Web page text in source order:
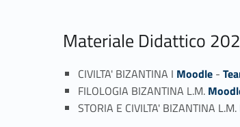
Materiale Didattico
CIVILTA' BIZANTINA I Moodle -
FILOLOGIA BIZANTINA L.M.
STORIA E CIVILTA' BIZANTINA L.M.